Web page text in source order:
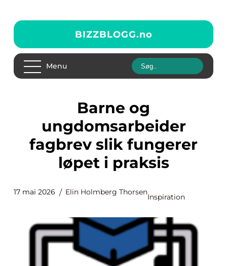
BIZZBLOGG.no
Menu
Barne og
ungdomsarbeider
fagbrev slik fungerer
løpet i praksis
17 mai 2026 Elin Holmberg Thorsen
Inspiration